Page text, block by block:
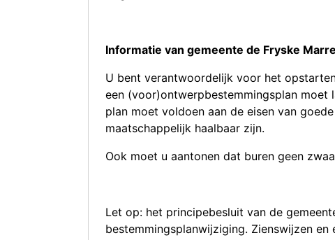
Informatie van gemeente de Fryske
U bent verantwoordelijk voor het
een (voor)ontwerpbestemmingsplan moet
plan moet voldoen aan de eisen van
maatschappelijk haalbaar zijn.
Ook moet u aantonen dat buren geen
Let op: het principebesluit van de
bestemmingsplanwijziging. Zienswijzen